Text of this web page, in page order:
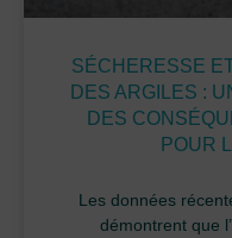
SÉCHERESSE
DES ARGILES :
DES
POUR
Les données
démontrent que